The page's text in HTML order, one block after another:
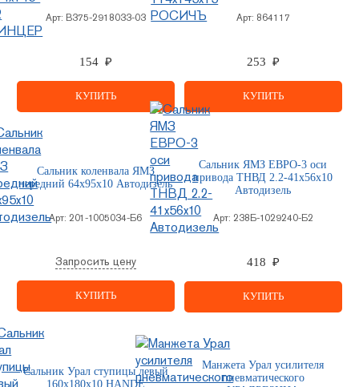
Арт: В375-2918033-03
154 ₽
КУПИТЬ
Арт: 864117
253 ₽
КУПИТЬ
Сальник коленвала ЯМЗ
передний 64х95х10 Автодизель
Арт: 201-1005034-Б6
Запросить цену
КУПИТЬ
Сальник ЯМЗ ЕВРО-3 оси
привода ТНВД 2.2-41х56х10
Автодизель
Арт: 238Б-1029240-Б2
418 ₽
КУПИТЬ
Сальник Урал ступицы левый
160х180х10 HANDE
Манжета Урал усилителя
пневматического